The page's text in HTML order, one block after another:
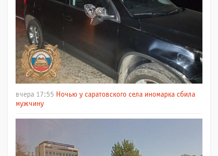
вчера 17:55 Ночью у саратовского села иномарка сбила
мужчину